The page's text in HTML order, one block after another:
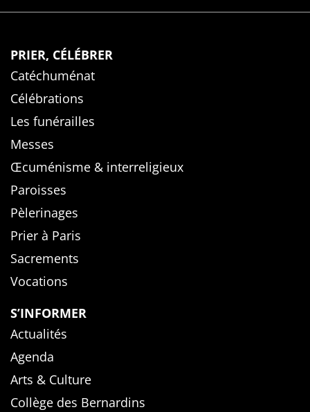
PRIER, CÉLÉBRER
Catéchuménat
Célébrations
Les funérailles
Messes
Œcuménisme & interreligieux
Paroisses
Pèlerinages
Prier à Paris
Sacrements
Vocations
S’INFORMER
Actualités
Agenda
Arts & Culture
Collège des Bernardins